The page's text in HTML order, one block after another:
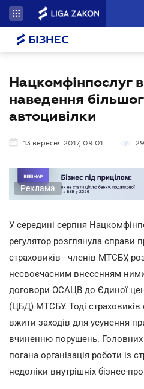
БІЗНЕС
Нацкомфінпослуг
наведення
автоцивілки
13 вересня 2017, 09:01
Реклама
У середині серпня
регулятор розглянула
страховиків - членів МТСБУ,
несвоєчасним внесенням ними
договори ОСАЦВ до Єдиної
(ЦБД) МТСБУ. Тоді
вжити заходів для усунення
вчиненню порушень. Головних
погана організація роботи із
недоліки внутрішніх бізнес-